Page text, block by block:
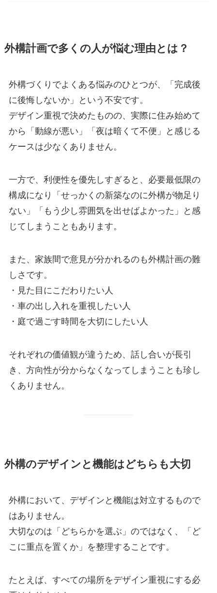
外構計画で多くの人が悩む理由とは？
外構づくりでよくある悩みのひとつが、「完成後
に後悔しないか」という不安です。
デザイン重視で決めたものの、実際に住み始めて
から「動線が悪い」「夜は暗くて不便」と感じる
ケースは少なくありません。
一方で、利便性を優先しすぎると、必要最低限の
構成になり「せっかくの新築なのに外構が物足り
ない」「もう少し雰囲気を出せばよかった」と感
じてしまうこともあります。
また、家族間で意見が分かれるのも外構計画の難
しさです。
・見た目にこだわりたい人
・車の出し入れを重視したい人
・庭で過ごす時間を大切にしたい人
それぞれの価値観が違うため、話し合いが長引
き、方向性が分からなくなってしまうことも珍し
くありません。
外構のデザインと機能はどちらも大切
外構において、デザインと機能は対立するもので
はありません。
大切なのは「どちらかを選ぶ」のではなく、「ど
こに重点を置くか」を整理することです。
たとえば、すべての場所をデザイン重視にする必